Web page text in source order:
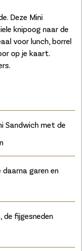
Deze Mini
knipoog naar de
voor lunch, borrel
op je kaart.
Sandwich met de
daarna garen en
de fijgesneden